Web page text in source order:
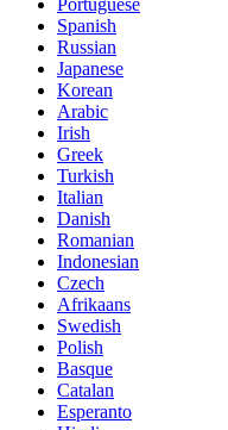
Spanish
Russian
Japanese
Korean
Arabic
Irish
Greek
Turkish
Italian
Danish
Romanian
Indonesian
Czech
Afrikaans
Swedish
Polish
Basque
Catalan
Esperanto